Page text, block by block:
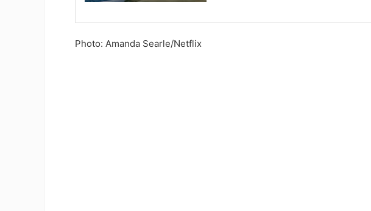
Photo: Amanda Searle/Netflix